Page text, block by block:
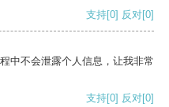
支持[0] 反对[0]
中不会泄露个人信息，让我非常
支持[0] 反对[0]